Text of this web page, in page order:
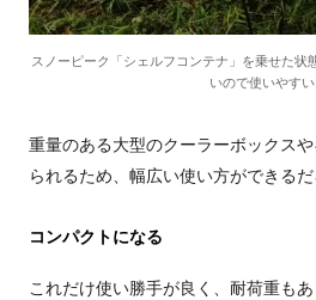
スノーピーク「シェルフコンテナ」を乗せた状
いので使いやすい
重量のある大型のクーラーボックス
られるため、幅広い使い方ができるだ
コンパクトになる
これだけ使い勝手が良く、耐荷重も